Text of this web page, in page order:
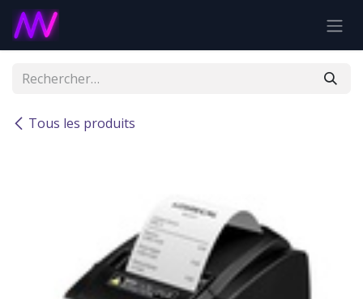
Se rendre au contenu
Tous les produits